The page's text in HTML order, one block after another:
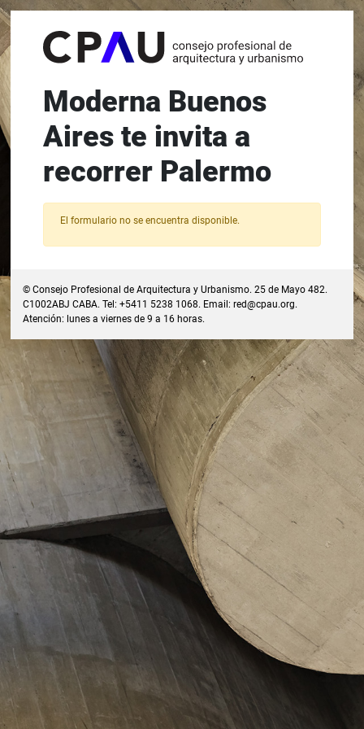
Moderna Buenos
Aires te invita a
recorrer Palermo
El formulario no se encuentra disponible.
© Consejo Profesional de Arquitectura y Urbanismo. 25 de Mayo 482.
C1002ABJ CABA. Tel: +5411 5238 1068. Email:red@cpau.org.
Atención: lunes a viernes de 9 a 16 horas.